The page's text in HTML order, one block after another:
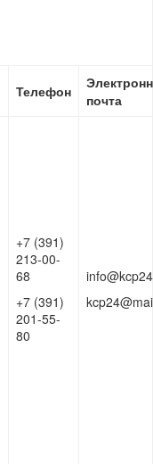
Телефон
почта
+7 (391)
213-00-
68
+7 (391)
201-55-
80